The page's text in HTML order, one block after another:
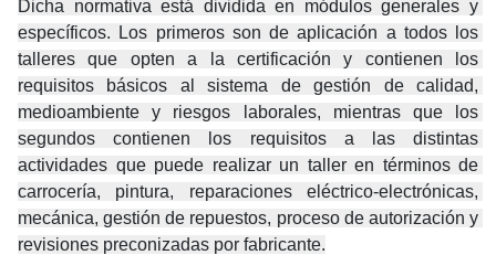
Dicha normativa está dividida en módulos generales y
específicos. Los primeros son de aplicación a todos los
talleres que opten a la certificación y contienen los
requisitos básicos al sistema de gestión de calidad,
medioambiente y riesgos laborales, mientras que los
segundos contienen los requisitos a las distintas
actividades que puede realizar un taller en términos de
carrocería, pintura, reparaciones eléctrico-electrónicas,
mecánica, gestión de repuestos, proceso de autorización y
revisiones preconizadas por fabricante.